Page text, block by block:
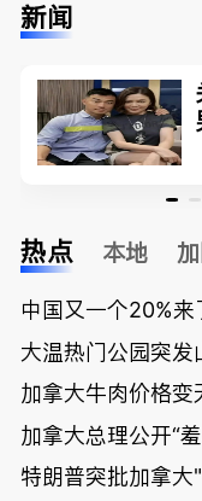
新闻
热点 本地
中国又一个20%来
大温热门公园突发
加拿大牛肉价格变
加拿大总理公开“
特朗普突批加拿